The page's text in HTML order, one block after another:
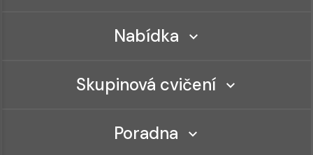
Nabídka
Skupinová cvičení
Poradna